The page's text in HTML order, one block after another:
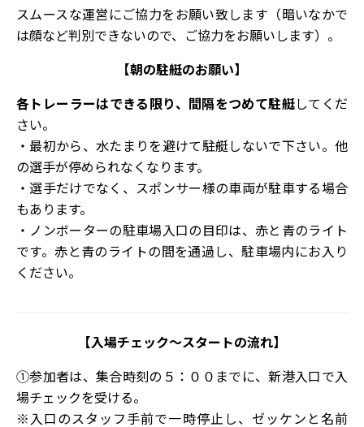
スムースな運営にご協力をお願い致します（暗いなかで
は顔など判別できないので、ご協力をお願いします）。
【朝の駐艇のお願い】
各トレーラーはできる限り、間隔をつめて駐艇してくだ
さい。
・最初から、水たまりを避けて駐艇しないで下さい。他
の選手が停められなくなります。
・選手だけでなく、スポンサー様の車両が駐車する場合
もあります。
・ノンボーターの駐車場入口の目印は、赤と青のライト
です。赤と青のライトの間を通過し、駐車場内にお入り
ください。
【入場チェック～スタートの流れ】
①参加者は、集合時刻の５：００までに、新港入口で入
場チェックを受ける。
※入口のスタッフ手前で一時停止し、ゼッケンと名前